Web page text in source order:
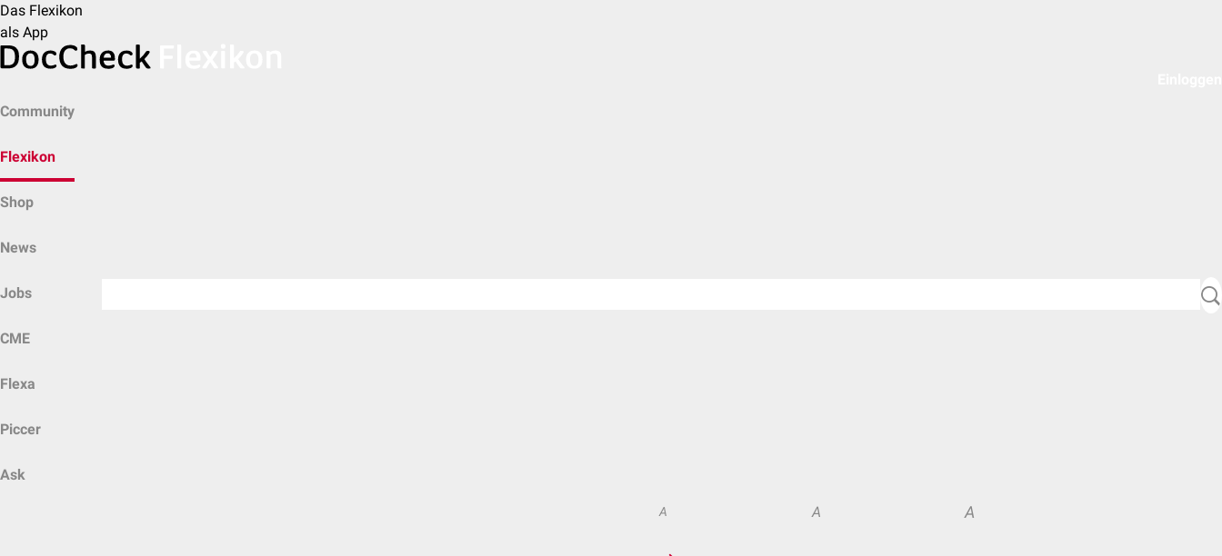
Das Flexikon
als App
Community
Flexikon
Shop
News
Jobs
CME
Flexa
Piccer
Ask
A A A